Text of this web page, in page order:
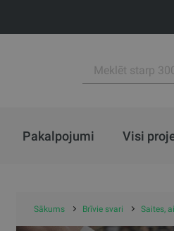
Pakalpojumi Visi
Sākums Brīvie svari Saites,